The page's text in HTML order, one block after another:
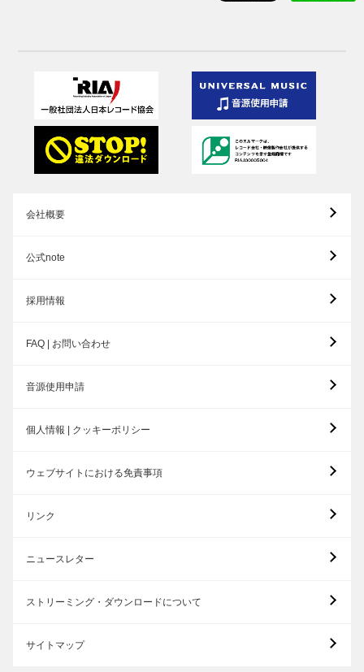
会社概要
公式note
採用情報
FAQ | お問い合わせ
音源使用申請
個人情報 | クッキーポリシー
ウェブサイトにおける免責事項
リンク
ニュースレター
ストリーミング・ダウンロードについて
サイトマップ